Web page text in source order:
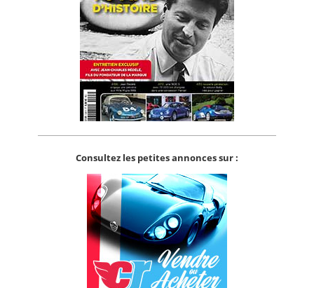
Consultez les petites annonces sur :